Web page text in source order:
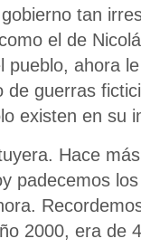
tan
el de
pueblo, ahora
de guerras
existen en su
Hace
padecemos
2000, era de